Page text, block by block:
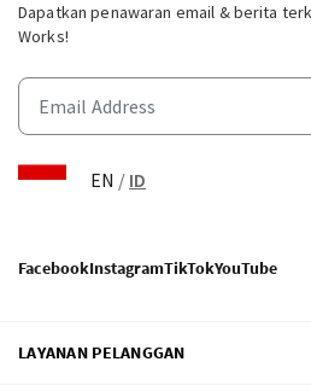
Dapatkan penawaran email & berita
Works!
EN / ID
FacebookInstagramTikTokYouTube
LAYANAN PELANGGAN